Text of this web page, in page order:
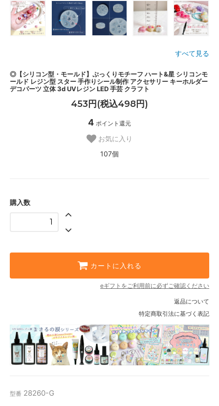
すべて見る
◎【シリコン型・モールド】ぷっくりモチーフ ハート&星 シリコンモ
ールド レジン型 スター 手作りシール制作 アクセサリー キーホルダー
デコパーツ 立体 3d UVレジン LED 手芸 クラフト
453円(税込498円)
4 ポイント還元
お気に入り
107個
購入数
カートに入れる
eギフトをご利用前に必ずご確認ください
返品について
特定商取引法に基づく表記
型番 28260-G